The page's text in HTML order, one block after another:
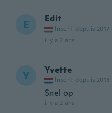
E Edit
Inscrit depuis 2017
il y a 2 ans
Y Yvette
Inscrit depuis 2013
Snel op
il y a 2 ans